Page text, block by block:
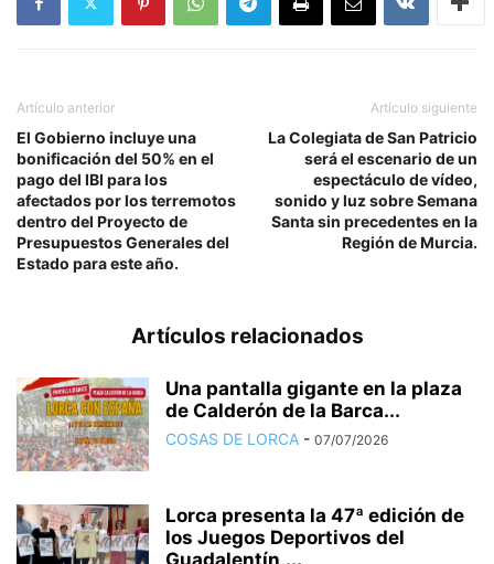
Artículo anterior
El Gobierno incluye una
bonificación del 50% en el
pago del IBI para los
afectados por los terremotos
dentro del Proyecto de
Presupuestos Generales del
Estado para este año.
Artículo siguiente
La Colegiata de San Patricio
será el escenario de un
espectáculo de vídeo,
sonido y luz sobre Semana
Santa sin precedentes en la
Región de Murcia.
Artículos relacionados
Una pantalla gigante en la plaza
de Calderón de la Barca...
COSAS DE LORCA - 07/07/2026
Lorca presenta la 47ª edición de
los Juegos Deportivos del
Guadalentín,...